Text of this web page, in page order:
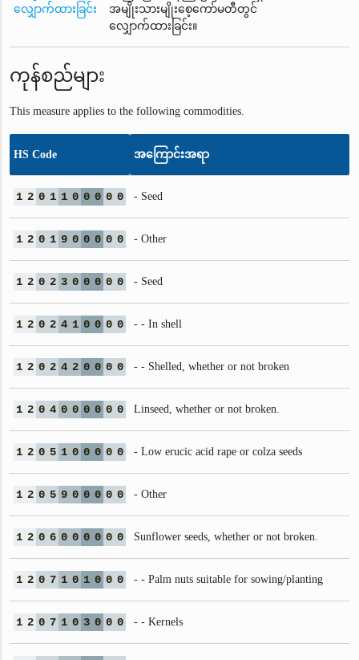
လျှောက်ထားခြင်း
အမျိုးသားမျိုးစေ့ကော်မတီတွင်
လျှောက်ထားခြင်း။
ကုန်စည်များ
This measure applies to the following commodities.
HS Code အကြောင်းအရာ
1 2 0 1 1 0 0 0 0 0 - Seed
1 2 0 1 9 0 0 0 0 0 - Other
1 2 0 2 3 0 0 0 0 0 - Seed
1 2 0 2 4 1 0 0 0 0 - - In shell
1 2 0 2 4 2 0 0 0 0 - - Shelled, whether or not broken
1 2 0 4 0 0 0 0 0 0 Linseed, whether or not broken.
1 2 0 5 1 0 0 0 0 0 - Low erucic acid rape or colza seeds
1 2 0 5 9 0 0 0 0 0 - Other
1 2 0 6 0 0 0 0 0 0 Sunflower seeds, whether or not broken.
1 2 0 7 1 0 1 0 0 0 - - Palm nuts suitable for sowing/planting
1 2 0 7 1 0 3 0 0 0 - - Kernels